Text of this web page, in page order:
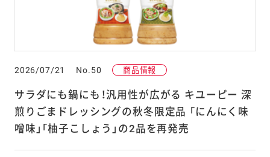
2026/07/21 No.50 商品情報
サラダにも鍋にも！汎用性が広がる キユーピー 深
煎りごまドレッシングの秋冬限定品 「にんにく味
噌味」「柚子こしょう」の2品を再発売